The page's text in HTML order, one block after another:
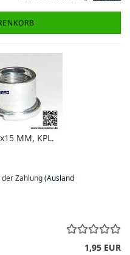
MM, KPL.
der Zahlung(Ausland
1,95 EUR